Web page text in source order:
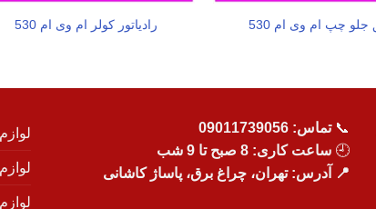
چپ ام وی ام 530 رادیاتور کولر ام وی ام 530
📞تماس: 09011739056
🕘 ساعت کاری: 8 صبح تا 9 شب
📍 آدرس: تهران، چراغ برق، پاساژ کاشانی